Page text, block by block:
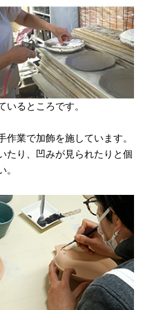
いるところです。
業で加飾を施しています。
たり、凹みが見られたりと個
。